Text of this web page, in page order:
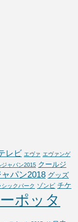
レビ エヴァ エヴァンゲ
ジャパン2015 クールジ
パン2018 グッズ
シックパーク ゾンビ チケ
ポッタ